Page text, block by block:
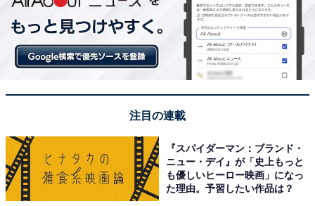
画像出典：日本テレビ『金田一少年の事件簿』
注目の連載
『スパイダーマン：ブランド・
ニュー・デイ』が「史上もっと
も優しいヒーロー映画」になっ
た理由。予習したい作品は？